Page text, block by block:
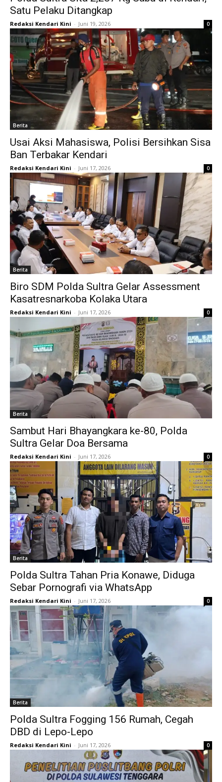
Satu Pelaku Ditangkap
Redaksi Kendari Kini - Juni 19, 2026 0
Berita
Usai Aksi Mahasiswa, Polisi Bersihkan Sisa
Ban Terbakar Kendari
Redaksi Kendari Kini - Juni 17, 2026 0
Berita
Biro SDM Polda Sultra Gelar Assessment
Kasatresnarkoba Kolaka Utara
Redaksi Kendari Kini - Juni 17, 2026 0
Berita
Sambut Hari Bhayangkara ke-80, Polda
Sultra Gelar Doa Bersama
Redaksi Kendari Kini - Juni 17, 2026 0
Berita
Polda Sultra Tahan Pria Konawe, Diduga
Sebar Pornografi via WhatsApp
Redaksi Kendari Kini - Juni 17, 2026 0
Berita
Polda Sultra Fogging 156 Rumah, Cegah
DBD di Lepo-Lepo
Redaksi Kendari Kini - Juni 17, 2026 0